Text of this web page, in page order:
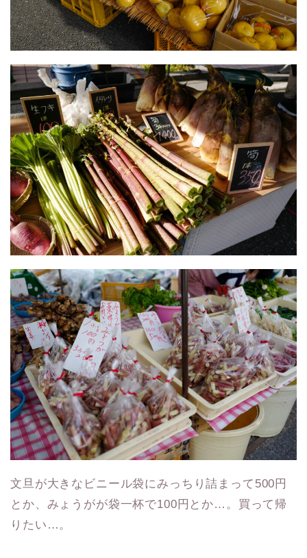
文旦が大きなビニール袋にみっちり詰まって500円
とか、みょうがが袋一杯で100円とか…。買って帰
りたい…。